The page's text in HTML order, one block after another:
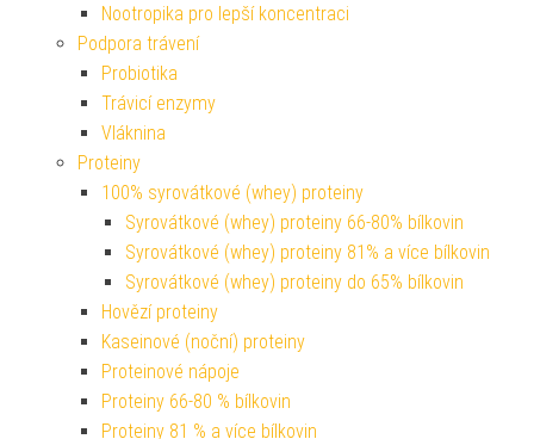
Nootropika pro lepší koncentraci
Podpora trávení
Probiotika
Trávicí enzymy
Vláknina
Proteiny
100% syrovátkové (whey) proteiny
Syrovátkové (whey) proteiny 66-80% bílkovin
Syrovátkové (whey) proteiny 81% a více bílkovin
Syrovátkové (whey) proteiny do 65% bílkovin
Hovězí proteiny
Kaseinové (noční) proteiny
Proteinové nápoje
Proteiny 66-80 % bílkovin
Proteiny 81 % a více bílkovin